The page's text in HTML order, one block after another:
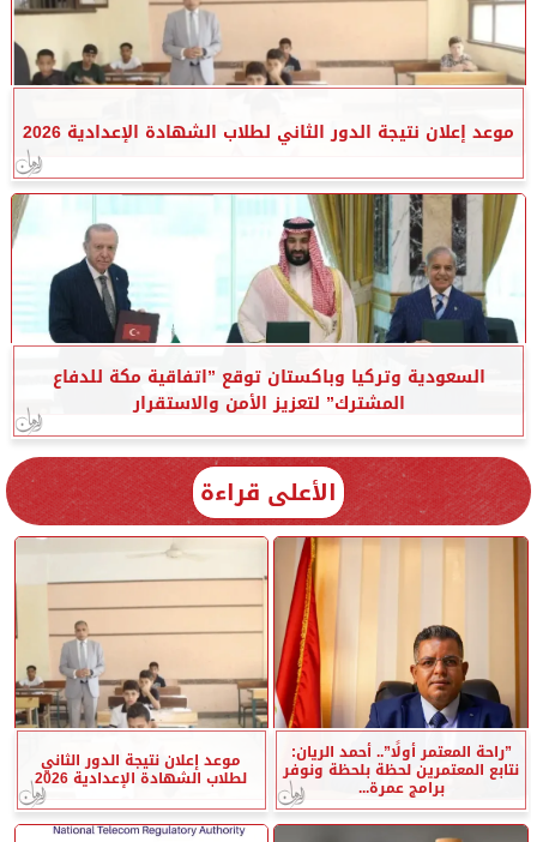
موعد إعلان نتيجة الدور الثاني لطلاب الشهادة الإعدادية 2026
السعودية وتركيا وباكستان توقع ”اتفاقية مكة للدفاع
المشترك” لتعزيز الأمن والاستقرار
الأعلى قراءة
”راحة المعتمر أولًا”.. أحمد الريان:
نتابع المعتمرين لحظة بلحظة ونوفر
برامج عمرة...
موعد إعلان نتيجة الدور الثاني
لطلاب الشهادة الإعدادية 2026